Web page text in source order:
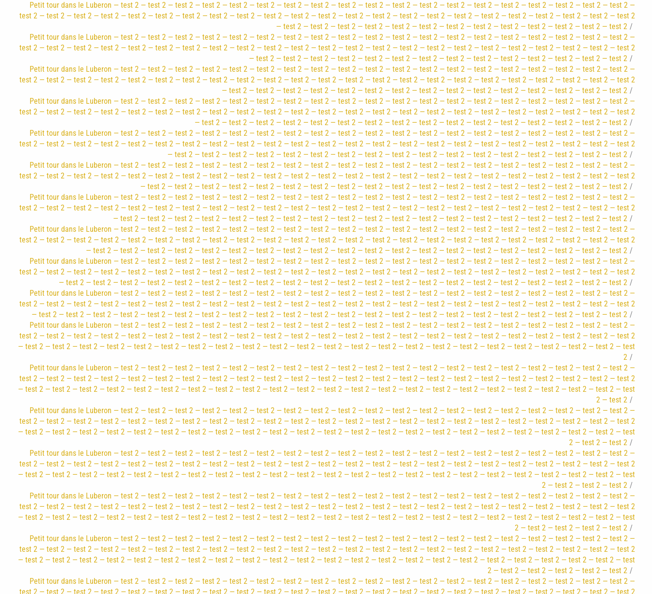
Petit tour dans le Luberon — test 2 — test 2 — test 2 — test 2 — test 2 — test 2 — test 2 — test 2 — test 2 — test 2 — test 2 — test 2 — test 2 — test 2 — test 2 — test 2 — test 2 — test 2 — test 2 —
test 2 — test 2 — test 2 — test 2 — test 2 — test 2 — test 2 — test 2 — test 2 — test 2 — test 2 — test 2 — test 2 — test 2 — test 2 — test 2 — test 2 — test 2 — test 2 — test 2 — test 2 — test 2 — test 2
— test 2 — test 2 — test 2 — test 2 — test 2 — test 2 — test 2 — test 2 — test 2 — test 2 — test 2 — test 2 — test 2
Petit tour dans le Luberon — test 2 — test 2 — test 2 — test 2 — test 2 — test 2 — test 2 — test 2 — test 2 — test 2 — test 2 — test 2 — test 2 — test 2 — test 2 — test 2 — test 2 — test 2 — test 2 —
test 2 — test 2 — test 2 — test 2 — test 2 — test 2 — test 2 — test 2 — test 2 — test 2 — test 2 — test 2 — test 2 — test 2 — test 2 — test 2 — test 2 — test 2 — test 2 — test 2 — test 2 — test 2 — test 2
— test 2 — test 2 — test 2 — test 2 — test 2 — test 2 — test 2 — test 2 — test 2 — test 2 — test 2 — test 2 — test 2 — test 2
Petit tour dans le Luberon — test 2 — test 2 — test 2 — test 2 — test 2 — test 2 — test 2 — test 2 — test 2 — test 2 — test 2 — test 2 — test 2 — test 2 — test 2 — test 2 — test 2 — test 2 — test 2 —
test 2 — test 2 — test 2 — test 2 — test 2 — test 2 — test 2 — test 2 — test 2 — test 2 — test 2 — test 2 — test 2 — test 2 — test 2 — test 2 — test 2 — test 2 — test 2 — test 2 — test 2 — test 2 — test 2
— test 2 — test 2 — test 2 — test 2 — test 2 — test 2 — test 2 — test 2 — test 2 — test 2 — test 2 — test 2 — test 2 — test 2 — test 2
Petit tour dans le Luberon — test 2 — test 2 — test 2 — test 2 — test 2 — test 2 — test 2 — test 2 — test 2 — test 2 — test 2 — test 2 — test 2 — test 2 — test 2 — test 2 — test 2 — test 2 — test 2 —
test 2 — test 2 — test 2 — test 2 — test 2 — test 2 — test 2 — test 2 — test 2 — test 2 — test 2 — test 2 — test 2 — test 2 — test 2 — test 2 — test 2 — test 2 — test 2 — test 2 — test 2 — test 2 — test 2
— test 2 — test 2 — test 2 — test 2 — test 2 — test 2 — test 2 — test 2 — test 2 — test 2 — test 2 — test 2 — test 2 — test 2 — test 2 — test 2
Petit tour dans le Luberon — test 2 — test 2 — test 2 — test 2 — test 2 — test 2 — test 2 — test 2 — test 2 — test 2 — test 2 — test 2 — test 2 — test 2 — test 2 — test 2 — test 2 — test 2 — test 2 —
test 2 — test 2 — test 2 — test 2 — test 2 — test 2 — test 2 — test 2 — test 2 — test 2 — test 2 — test 2 — test 2 — test 2 — test 2 — test 2 — test 2 — test 2 — test 2 — test 2 — test 2 — test 2 — test 2
— test 2 — test 2 — test 2 — test 2 — test 2 — test 2 — test 2 — test 2 — test 2 — test 2 — test 2 — test 2 — test 2 — test 2 — test 2 — test 2 — test 2
Petit tour dans le Luberon — test 2 — test 2 — test 2 — test 2 — test 2 — test 2 — test 2 — test 2 — test 2 — test 2 — test 2 — test 2 — test 2 — test 2 — test 2 — test 2 — test 2 — test 2 — test 2 —
test 2 — test 2 — test 2 — test 2 — test 2 — test 2 — test 2 — test 2 — test 2 — test 2 — test 2 — test 2 — test 2 — test 2 — test 2 — test 2 — test 2 — test 2 — test 2 — test 2 — test 2 — test 2 — test 2
— test 2 — test 2 — test 2 — test 2 — test 2 — test 2 — test 2 — test 2 — test 2 — test 2 — test 2 — test 2 — test 2 — test 2 — test 2 — test 2 — test 2 — test 2
Petit tour dans le Luberon — test 2 — test 2 — test 2 — test 2 — test 2 — test 2 — test 2 — test 2 — test 2 — test 2 — test 2 — test 2 — test 2 — test 2 — test 2 — test 2 — test 2 — test 2 — test 2 —
test 2 — test 2 — test 2 — test 2 — test 2 — test 2 — test 2 — test 2 — test 2 — test 2 — test 2 — test 2 — test 2 — test 2 — test 2 — test 2 — test 2 — test 2 — test 2 — test 2 — test 2 — test 2 — test 2
— test 2 — test 2 — test 2 — test 2 — test 2 — test 2 — test 2 — test 2 — test 2 — test 2 — test 2 — test 2 — test 2 — test 2 — test 2 — test 2 — test 2 — test 2 — test 2
Petit tour dans le Luberon — test 2 — test 2 — test 2 — test 2 — test 2 — test 2 — test 2 — test 2 — test 2 — test 2 — test 2 — test 2 — test 2 — test 2 — test 2 — test 2 — test 2 — test 2 — test 2 —
test 2 — test 2 — test 2 — test 2 — test 2 — test 2 — test 2 — test 2 — test 2 — test 2 — test 2 — test 2 — test 2 — test 2 — test 2 — test 2 — test 2 — test 2 — test 2 — test 2 — test 2 — test 2 — test 2
— test 2 — test 2 — test 2 — test 2 — test 2 — test 2 — test 2 — test 2 — test 2 — test 2 — test 2 — test 2 — test 2 — test 2 — test 2 — test 2 — test 2 — test 2 — test 2 — test 2
Petit tour dans le Luberon — test 2 — test 2 — test 2 — test 2 — test 2 — test 2 — test 2 — test 2 — test 2 — test 2 — test 2 — test 2 — test 2 — test 2 — test 2 — test 2 — test 2 — test 2 — test 2 —
test 2 — test 2 — test 2 — test 2 — test 2 — test 2 — test 2 — test 2 — test 2 — test 2 — test 2 — test 2 — test 2 — test 2 — test 2 — test 2 — test 2 — test 2 — test 2 — test 2 — test 2 — test 2 — test 2
— test 2 — test 2 — test 2 — test 2 — test 2 — test 2 — test 2 — test 2 — test 2 — test 2 — test 2 — test 2 — test 2 — test 2 — test 2 — test 2 — test 2 — test 2 — test 2 — test 2 — test 2
Petit tour dans le Luberon — test 2 — test 2 — test 2 — test 2 — test 2 — test 2 — test 2 — test 2 — test 2 — test 2 — test 2 — test 2 — test 2 — test 2 — test 2 — test 2 — test 2 — test 2 — test 2 —
test 2 — test 2 — test 2 — test 2 — test 2 — test 2 — test 2 — test 2 — test 2 — test 2 — test 2 — test 2 — test 2 — test 2 — test 2 — test 2 — test 2 — test 2 — test 2 — test 2 — test 2 — test 2 — test 2
— test 2 — test 2 — test 2 — test 2 — test 2 — test 2 — test 2 — test 2 — test 2 — test 2 — test 2 — test 2 — test 2 — test 2 — test 2 — test 2 — test 2 — test 2 — test 2 — test 2 — test 2 — test 2
Petit tour dans le Luberon — test 2 — test 2 — test 2 — test 2 — test 2 — test 2 — test 2 — test 2 — test 2 — test 2 — test 2 — test 2 — test 2 — test 2 — test 2 — test 2 — test 2 — test 2 — test 2 —
test 2 — test 2 — test 2 — test 2 — test 2 — test 2 — test 2 — test 2 — test 2 — test 2 — test 2 — test 2 — test 2 — test 2 — test 2 — test 2 — test 2 — test 2 — test 2 — test 2 — test 2 — test 2 — test 2
— test 2 — test 2 — test 2 — test 2 — test 2 — test 2 — test 2 — test 2 — test 2 — test 2 — test 2 — test 2 — test 2 — test 2 — test 2 — test 2 — test 2 — test 2 — test 2 — test 2 — test 2 — test 2 — test
2
Petit tour dans le Luberon — test 2 — test 2 — test 2 — test 2 — test 2 — test 2 — test 2 — test 2 — test 2 — test 2 — test 2 — test 2 — test 2 — test 2 — test 2 — test 2 — test 2 — test 2 — test 2 —
test 2 — test 2 — test 2 — test 2 — test 2 — test 2 — test 2 — test 2 — test 2 — test 2 — test 2 — test 2 — test 2 — test 2 — test 2 — test 2 — test 2 — test 2 — test 2 — test 2 — test 2 — test 2 — test 2
— test 2 — test 2 — test 2 — test 2 — test 2 — test 2 — test 2 — test 2 — test 2 — test 2 — test 2 — test 2 — test 2 — test 2 — test 2 — test 2 — test 2 — test 2 — test 2 — test 2 — test 2 — test 2 — test
2 — test 2
Petit tour dans le Luberon — test 2 — test 2 — test 2 — test 2 — test 2 — test 2 — test 2 — test 2 — test 2 — test 2 — test 2 — test 2 — test 2 — test 2 — test 2 — test 2 — test 2 — test 2 — test 2 —
test 2 — test 2 — test 2 — test 2 — test 2 — test 2 — test 2 — test 2 — test 2 — test 2 — test 2 — test 2 — test 2 — test 2 — test 2 — test 2 — test 2 — test 2 — test 2 — test 2 — test 2 — test 2 — test 2
— test 2 — test 2 — test 2 — test 2 — test 2 — test 2 — test 2 — test 2 — test 2 — test 2 — test 2 — test 2 — test 2 — test 2 — test 2 — test 2 — test 2 — test 2 — test 2 — test 2 — test 2 — test 2 — test
2 — test 2 — test 2
Petit tour dans le Luberon — test 2 — test 2 — test 2 — test 2 — test 2 — test 2 — test 2 — test 2 — test 2 — test 2 — test 2 — test 2 — test 2 — test 2 — test 2 — test 2 — test 2 — test 2 — test 2 —
test 2 — test 2 — test 2 — test 2 — test 2 — test 2 — test 2 — test 2 — test 2 — test 2 — test 2 — test 2 — test 2 — test 2 — test 2 — test 2 — test 2 — test 2 — test 2 — test 2 — test 2 — test 2 — test 2
— test 2 — test 2 — test 2 — test 2 — test 2 — test 2 — test 2 — test 2 — test 2 — test 2 — test 2 — test 2 — test 2 — test 2 — test 2 — test 2 — test 2 — test 2 — test 2 — test 2 — test 2 — test 2 — test
2 — test 2 — test 2 — test 2
Petit tour dans le Luberon — test 2 — test 2 — test 2 — test 2 — test 2 — test 2 — test 2 — test 2 — test 2 — test 2 — test 2 — test 2 — test 2 — test 2 — test 2 — test 2 — test 2 — test 2 — test 2 —
test 2 — test 2 — test 2 — test 2 — test 2 — test 2 — test 2 — test 2 — test 2 — test 2 — test 2 — test 2 — test 2 — test 2 — test 2 — test 2 — test 2 — test 2 — test 2 — test 2 — test 2 — test 2 — test 2
— test 2 — test 2 — test 2 — test 2 — test 2 — test 2 — test 2 — test 2 — test 2 — test 2 — test 2 — test 2 — test 2 — test 2 — test 2 — test 2 — test 2 — test 2 — test 2 — test 2 — test 2 — test 2 — test
2 — test 2 — test 2 — test 2 — test 2
Petit tour dans le Luberon — test 2 — test 2 — test 2 — test 2 — test 2 — test 2 — test 2 — test 2 — test 2 — test 2 — test 2 — test 2 — test 2 — test 2 — test 2 — test 2 — test 2 — test 2 — test 2 —
test 2 — test 2 — test 2 — test 2 — test 2 — test 2 — test 2 — test 2 — test 2 — test 2 — test 2 — test 2 — test 2 — test 2 — test 2 — test 2 — test 2 — test 2 — test 2 — test 2 — test 2 — test 2 — test 2
— test 2 — test 2 — test 2 — test 2 — test 2 — test 2 — test 2 — test 2 — test 2 — test 2 — test 2 — test 2 — test 2 — test 2 — test 2 — test 2 — test 2 — test 2 — test 2 — test 2 — test 2 — test 2 — test
2 — test 2 — test 2 — test 2 — test 2 — test 2
Petit tour dans le Luberon — test 2 — test 2 — test 2 — test 2 — test 2 — test 2 — test 2 — test 2 — test 2 — test 2 — test 2 — test 2 — test 2 — test 2 — test 2 — test 2 — test 2 — test 2 — test 2 —
test 2 — test 2 — test 2 — test 2 — test 2 — test 2 — test 2 — test 2 — test 2 — test 2 — test 2 — test 2 — test 2 — test 2 — test 2 — test 2 — test 2 — test 2 — test 2 — test 2 — test 2 — test 2 — test 2